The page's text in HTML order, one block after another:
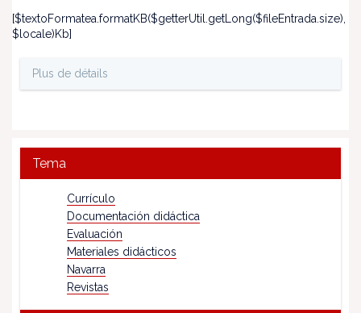
[$textoFormatea.formatKB($getterUtil.getLong($fileEntrada.size),
$locale)Kb]
Plus de détails
Tema
Currículo
Documentación didáctica
Evaluación
Materiales didácticos
Navarra
Revistas